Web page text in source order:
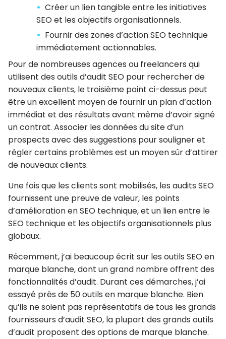
Créer un lien tangible entre les initiatives
SEO et les objectifs organisationnels.
Fournir des zones d’action SEO technique
immédiatement actionnables.
Pour de nombreuses agences ou freelancers qui
utilisent des outils d’audit SEO pour rechercher de
nouveaux clients, le troisième point ci-dessus peut
être un excellent moyen de fournir un plan d’action
immédiat et des résultats avant même d’avoir signé
un contrat. Associer les données du site d’un
prospects avec des suggestions pour souligner et
régler certains problèmes est un moyen sûr d’attirer
de nouveaux clients.
Une fois que les clients sont mobilisés, les audits SEO
fournissent une preuve de valeur, les points
d’amélioration en SEO technique, et un lien entre le
SEO technique et les objectifs organisationnels plus
globaux.
Récemment, j’ai beaucoup écrit sur les outils SEO en
marque blanche, dont un grand nombre offrent des
fonctionnalités d’audit. Durant ces démarches, j’ai
essayé près de 50 outils en marque blanche. Bien
qu’ils ne soient pas représentatifs de tous les grands
fournisseurs d’audit SEO, la plupart des grands outils
d’audit proposent des options de marque blanche.